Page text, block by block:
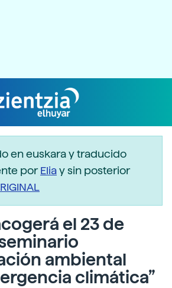
en euskara y traducido
porEliay sin posterior
el 23 de
ambiental
climática”